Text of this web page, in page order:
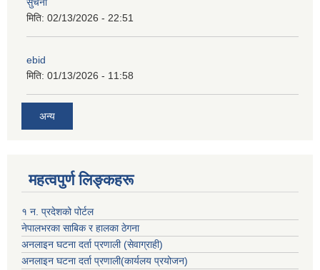
सुचना
मिति: 02/13/2026 - 22:51
ebid
मिति: 01/13/2026 - 11:58
अन्य
महत्वपुर्ण लिङ्कहरू
१ न. प्रदेशको पोर्टल
नेपालभरका साबिक र हालका ठेगना
अनलाइन घटना दर्ता प्रणाली (सेवाग्राही)
अनलाइन घटना दर्ता प्रणाली(कार्यलय प्रयोजन)